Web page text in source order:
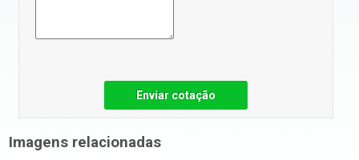
Enviar cotação
Imagens relacionadas